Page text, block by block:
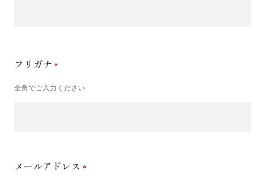
フリガナ
全角でご入力ください
メールアドレス